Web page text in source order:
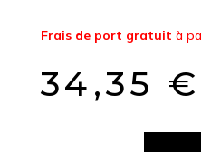
Frais de port gratuit à
34,35 €